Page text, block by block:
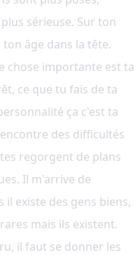
sérieuse. Sur ton
âge dans la tête.
chose importante est ta
ce que tu fais de ta
ça c'est ta
des difficultés
regorgent de plans
Il m'arrive de
il existe des gens biens,
mais ils existent.
il faut se donner les